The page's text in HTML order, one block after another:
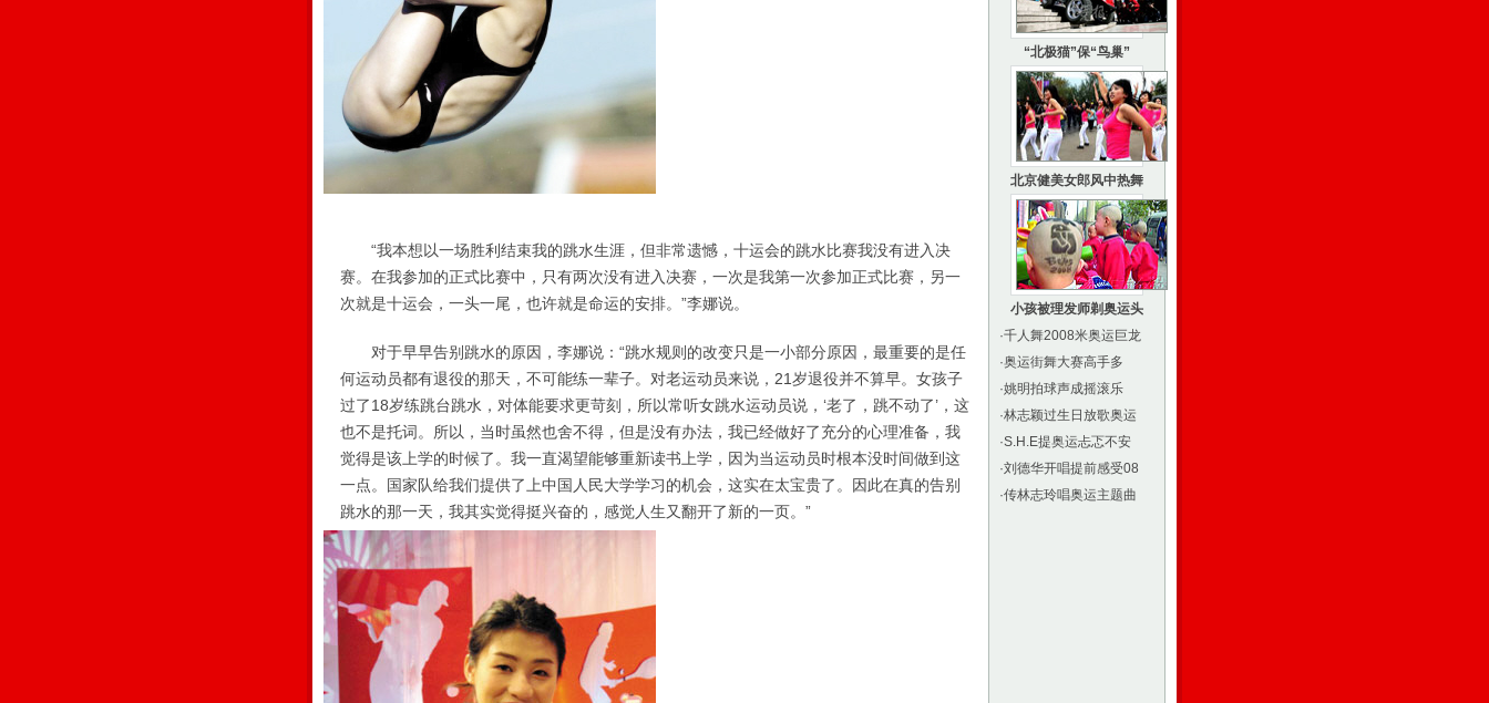
“我本想以一场胜利结束我的跳水生涯，但非常遗憾，十运会的跳水比赛我没有进入决
赛。在我参加的正式比赛中，只有两次没有进入决赛，一次是我第一次参加正式比赛，另一
次就是十运会，一头一尾，也许就是命运的安排。”李娜说。
对于早早告别跳水的原因，李娜说：“跳水规则的改变只是一小部分原因，最重要的是任
何运动员都有退役的那天，不可能练一辈子。对老运动员来说，21岁退役并不算早。女孩子
过了18岁练跳台跳水，对体能要求更苛刻，所以常听女跳水运动员说，‘老了，跳不动了’，这
也不是托词。所以，当时虽然也舍不得，但是没有办法，我已经做好了充分的心理准备，我
觉得是该上学的时候了。我一直渴望能够重新读书上学，因为当运动员时根本没时间做到这
一点。国家队给我们提供了上中国人民大学学习的机会，这实在太宝贵了。因此在真的告别
跳水的那一天，我其实觉得挺兴奋的，感觉人生又翻开了新的一页。”
“北极猫”保“鸟巢”
北京健美女郎风中热舞
小孩被理发师剃奥运头
·千人舞2008米奥运巨龙
·奥运街舞大赛高手多
·姚明拍球声成摇滚乐
·林志颖过生日放歌奥运
·S.H.E提奥运忐忑不安
·刘德华开唱提前感受08
·传林志玲唱奥运主题曲